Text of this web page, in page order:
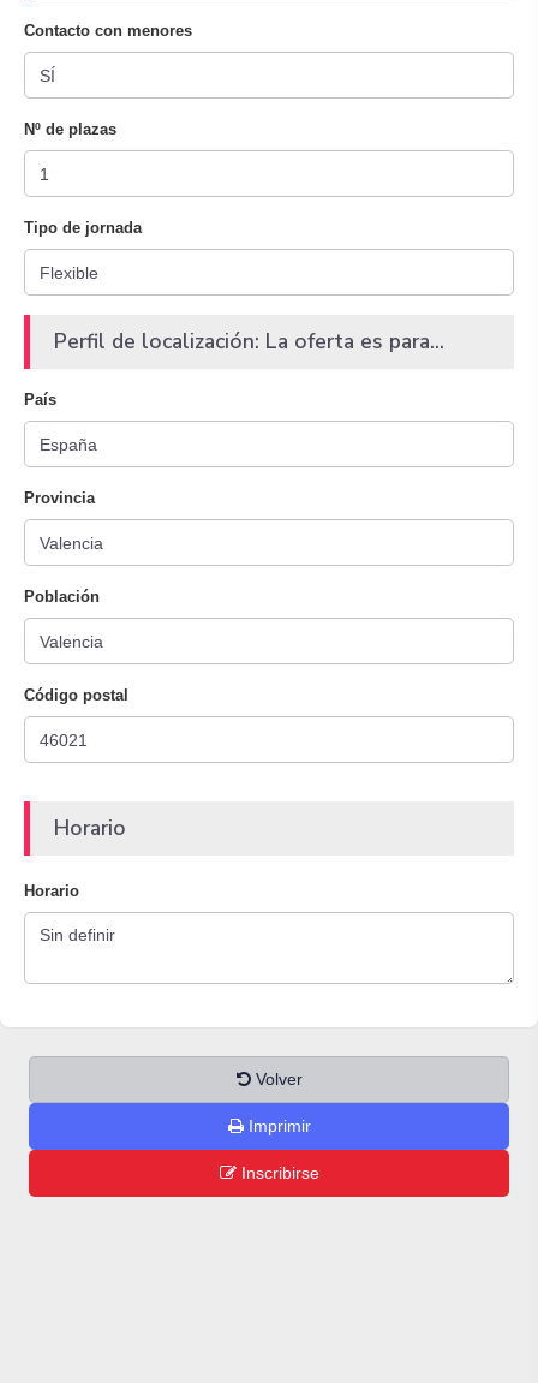
Contacto con menores
Nº de plazas
Tipo de jornada
Perfil de localización: La oferta es para...
País
Provincia
Población
Código postal
Horario
Horario
Volver
Imprimir
Inscribirse